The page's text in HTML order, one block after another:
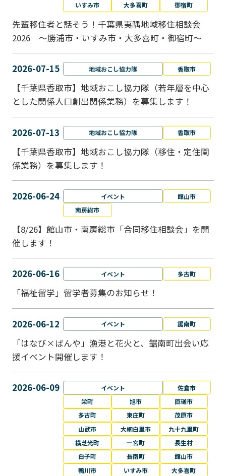
いすみ市
大多喜町 御宿町
先輩移住者と話そう！千葉県夷隅地域移住相談会
2026 ～勝浦市・いすみ市・大多喜町・御宿町～
2026-07-15 地域おこし協力隊 香取市
【千葉県香取市】地域おこし協力隊（若年層を中心
とした関係人口創出関係業務）を募集します！
2026-07-13 地域おこし協力隊 香取市
【千葉県香取市】地域おこし協力隊（移住・定住関
係業務）を募集します！
2026-06-24 イベント
館山市
南房総市
【8/26】館山市・南房総市「合同移住相談会」を開
催します！
2026-06-16 イベント 多古町
「福祉留学」留学者募集のお知らせ！
2026-06-12 イベント 鋸南町
「はなび×ばんや」漁港と花火と、鋸南町出会い応
援イベント開催します！
2026-06-09 イベント
佐倉市
栄町
旭市
匝瑳市
多古町
東庄町
茂原市
山武市
大網白里市
九十九里町
横芝光町
一宮町
長生村
白子町
長南町
館山市
鴨川市
いすみ市
大多喜町